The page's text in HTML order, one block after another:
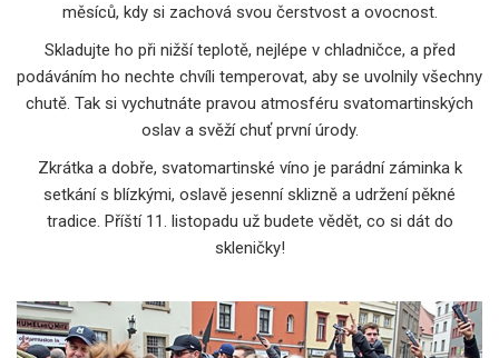
měsíců, kdy si zachová svou čerstvost a ovocnost.
Skladujte ho při nižší teplotě, nejlépe v chladničce, a před
podáváním ho nechte chvíli temperovat, aby se uvolnily všechny
chutě. Tak si vychutnáte pravou atmosféru svatomartinských
oslav a svěží chuť první úrody.
Zkrátka a dobře, svatomartinské víno je parádní záminka k
setkání s blízkými, oslavě jesenní sklizně a udržení pěkné
tradice. Příští 11. listopadu už budete vědět, co si dát do
skleničky!